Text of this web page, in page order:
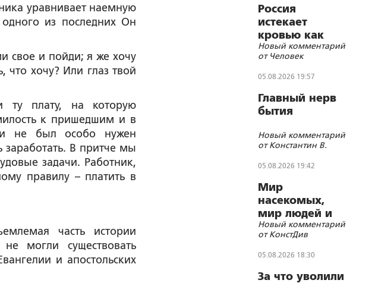
уравнивает наемную
из последних Он
свое и пойди; я же хочу
что хочу? Или глаз твой
ту плату, на которую
к пришедшим и в
и не был особо нужен
В притче мы
задачи. Работник,
правилу – платить в
часть истории
могли существовать
и апостольских
Россия
истекает
кровью как
жертвенное
животное?
Новый комментарий
от Человек
05.08.2026 19:57
Главный нерв
бытия
Новый комментарий
от Константин В.
05.08.2026 19:42
Мир
насекомых,
мир людей и
блуд
Новый комментарий
от КонстДив
05.08.2026 18:30
За что уволили